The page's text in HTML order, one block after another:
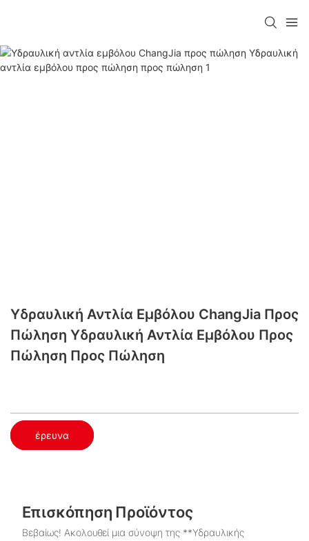
Υδραυλική Αντλία Εμβόλου ChangJia Προς
Πώληση​ Υδραυλική Αντλία Εμβόλου Προς
Πώληση​ Προς Πώληση
έρευνα
Επισκόπηση Προϊόντος
Βεβαίως! Ακολουθεί μια σύνοψη της **Υδραυλικής